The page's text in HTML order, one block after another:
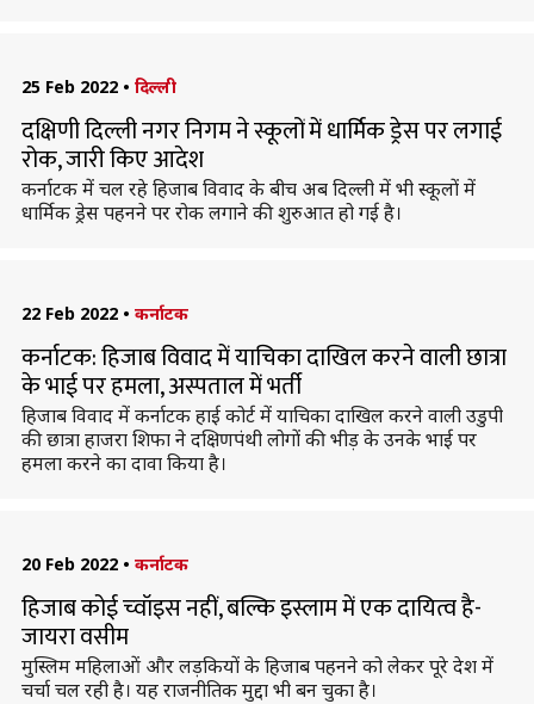
25 Feb 2022 • दिल्ली
दक्षिणी दिल्ली नगर निगम ने स्कूलों में धार्मिक ड्रेस पर लगाई
रोक, जारी किए आदेश
कर्नाटक में चल रहे हिजाब विवाद के बीच अब दिल्ली में भी स्कूलों में
धार्मिक ड्रेस पहनने पर रोक लगाने की शुरुआत हो गई है।
22 Feb 2022 • कर्नाटक
कर्नाटक: हिजाब विवाद में याचिका दाखिल करने वाली छात्रा
के भाई पर हमला, अस्पताल में भर्ती
हिजाब विवाद में कर्नाटक हाई कोर्ट में याचिका दाखिल करने वाली उडुपी
की छात्रा हाजरा शिफा ने दक्षिणपंथी लोगों की भीड़ के उनके भाई पर
हमला करने का दावा किया है।
20 Feb 2022 • कर्नाटक
हिजाब कोई च्वॉइस नहीं, बल्कि इस्लाम में एक दायित्व है-
जायरा वसीम
मुस्लिम महिलाओं और लड़कियों के हिजाब पहनने को लेकर पूरे देश में
चर्चा चल रही है। यह राजनीतिक मुद्दा भी बन चुका है।